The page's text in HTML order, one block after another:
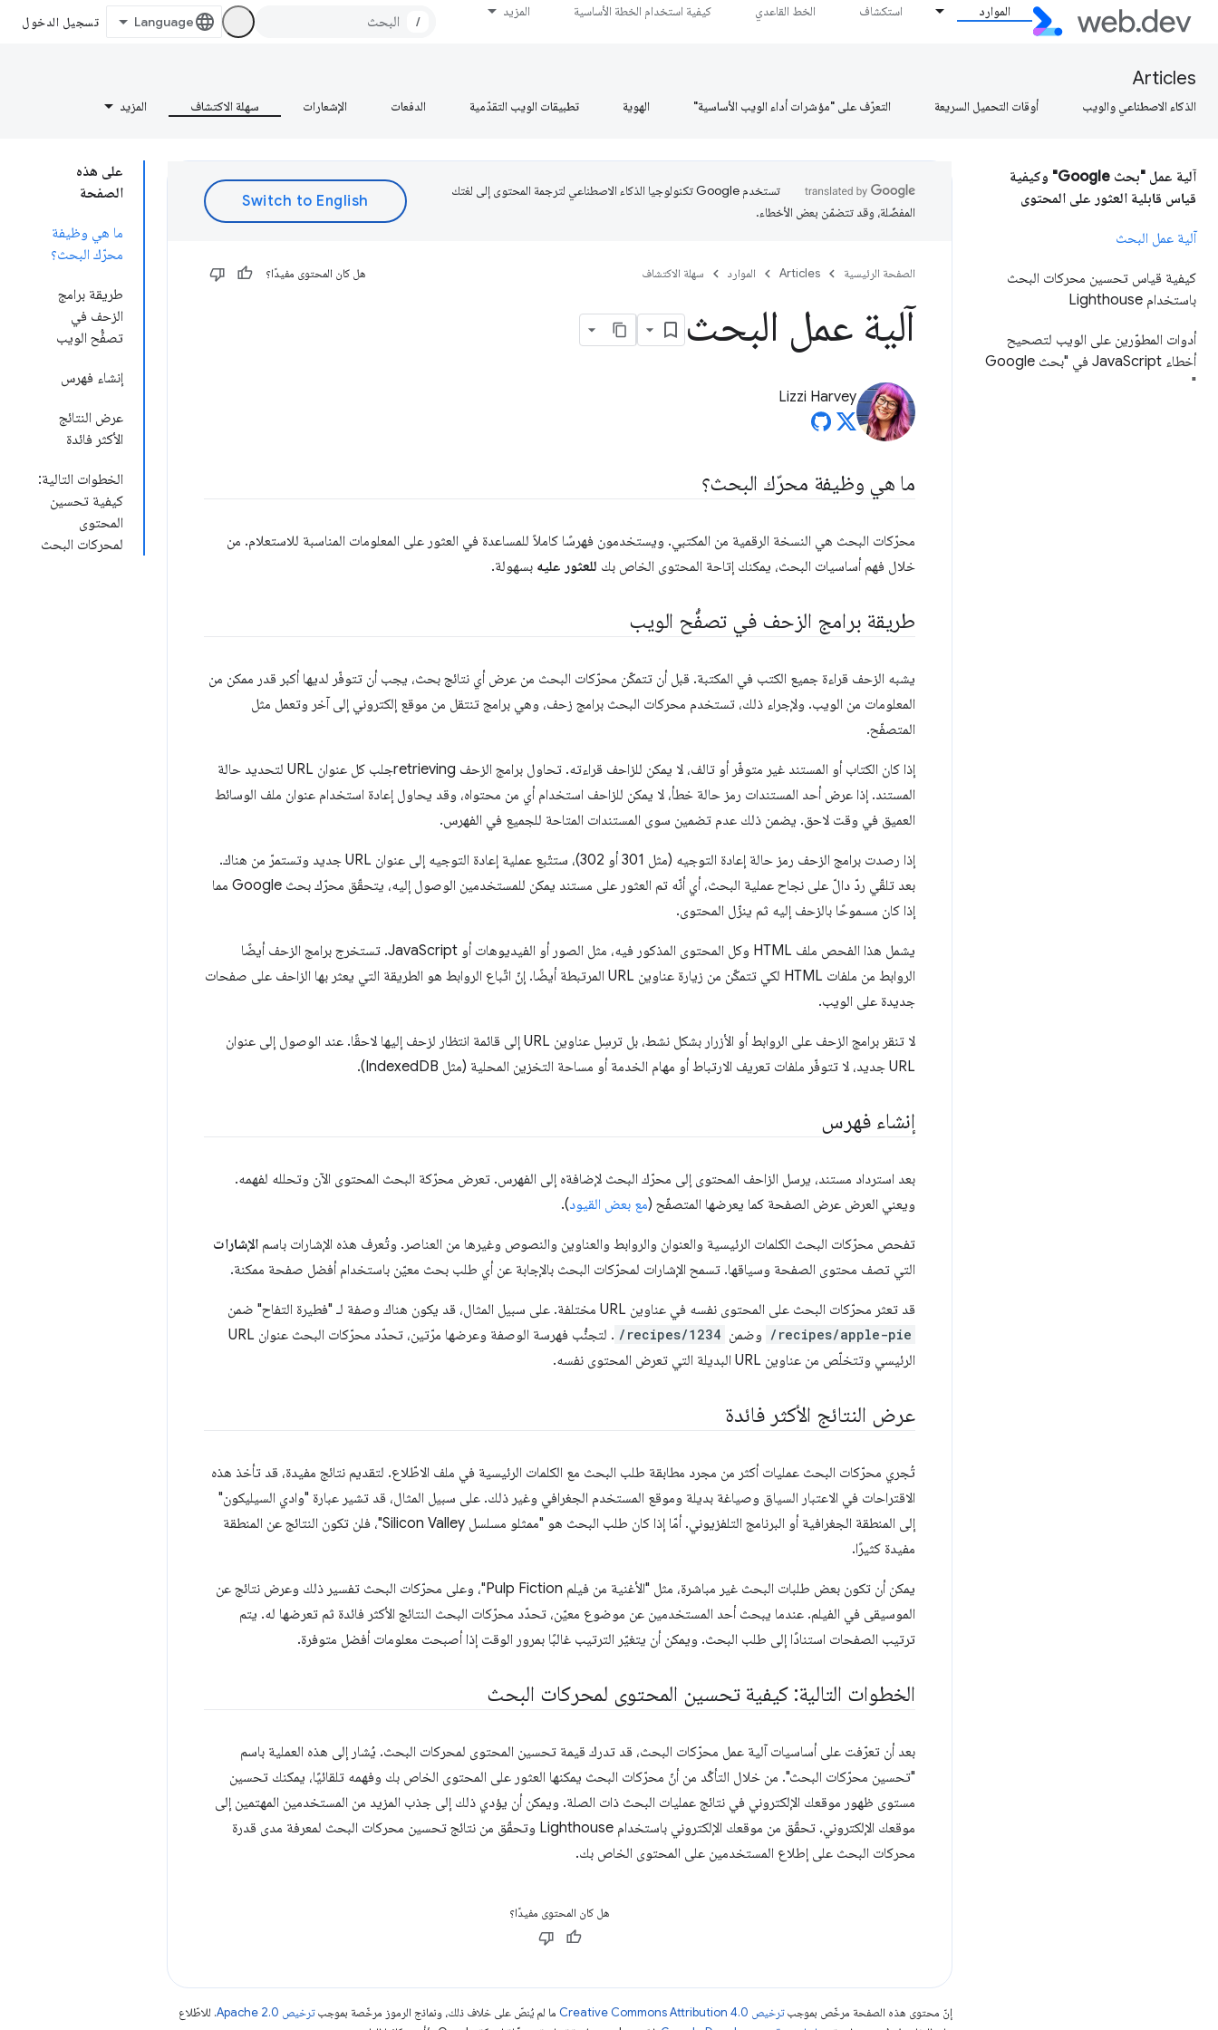
الموارد استكشاف الخط القاعدي كيفية استخدام الخطة الأساسية المزيد
/ تسجيل الدخول
Articles
الذكاء الاصطناعي والويب أوقات التحميل السريعة التعرّف على "مؤشرات أداء الويب الأساسية" الهوية تطبيقات الويب التقدّمية الدفعات الإشعارات سهلة الاكتشاف المزيد
آلية عمل "بحث Google" وكيفية
قياس قابلية العثور على المحتوى
آلية عمل البحث
كيفية قياس تحسين محركات البحث
باستخدام Lighthouse
أدوات المطوّرين على الويب لتصحيح
أخطاء Java
Script في "بحث Google
"
على هذه
الصفحة
ما هي وظيفة
محرّك البحث؟
طريقة برامج
الزحف في
تصفُّح الويب
إنشاء فهرس
عرض النتائج
الأكثر فائدة
الخطوات التالية:
كيفية تحسين
المحتوى
لمحركات البحث
تستخدم Google تكنولوجيا الذكاء الاصطناعي لترجمة المحتوى إلى لغتك
المفضّلة، وقد تتضمّن بعض الأخطاء.
الصفحة الرئيسية Articles الموارد سهلة الاكتشاف هل كان المحتوى مفيدًا؟
آلية عمل البحث
Lizzi Harvey
ما هي وظيفة محرّك البحث؟
محرّكات البحث هي النسخة الرقمية من المكتبي. ويستخدمون فهرسًا كاملاً للمساعدة في العثور على المعلومات المناسبة للاستعلام. من
خلال فهم أساسيات البحث، يمكنك إتاحة المحتوى الخاص بك للعثور عليه بسهولة.
طريقة برامج الزحف في تصفُّح الويب
يشبه الزحف قراءة جميع الكتب في المكتبة. قبل أن تتمكّن محرّكات البحث من عرض أي نتائج بحث، يجب أن تتوفّر لديها أكبر قدر ممكن من
المعلومات من الويب. ولإجراء ذلك، تستخدم محركات البحث برامج زحف، وهي برامج تنتقل من موقع إلكتروني إلى آخر وتعمل مثل
المتصفّح.
إذا كان الكتاب أو المستند غير متوفّر أو تالف، لا يمكن للزاحف قراءته. تحاول برامج الزحف retrievingجلب كل عنوان URL لتحديد حالة
المستند. إذا عرض أحد المستندات رمز حالة خطأ، لا يمكن للزاحف استخدام أي من محتواه، وقد يحاول إعادة استخدام عنوان ملف الوسائط
العميق في وقت لاحق. يضمن ذلك عدم تضمين سوى المستندات المتاحة للجميع في الفهرس.
إذا رصدت برامج الزحف رمز حالة إعادة التوجيه (مثل 301 أو 302)، ستتّبع عملية إعادة التوجيه إلى عنوان URL جديد وتستمرّ من هناك.
بعد تلقّي ردّ دالّ على نجاح عملية البحث، أي أنّه تم العثور على مستند يمكن للمستخدمين الوصول إليه، يتحقّق محرّك بحث Google مما
إذا كان مسموحًا بالزحف إليه ثم ينزّل المحتوى.
يشمل هذا الفحص ملف HTML وكل المحتوى المذكور فيه، مثل الصور أو الفيديوهات أو JavaScript. تستخرج برامج الزحف أيضًا
الروابط من ملفات HTML لكي تتمكّن من زيارة عناوين URL المرتبطة أيضًا. إنّ اتّباع الروابط هو الطريقة التي يعثر بها الزاحف على صفحات
جديدة على الويب.
لا تنقر برامج الزحف على الروابط أو الأزرار بشكل نشط، بل ترسِل عناوين URL إلى قائمة انتظار لزحف إليها لاحقًا. عند الوصول إلى عنوان
URL جديد، لا تتوفّر ملفات تعريف الارتباط أو مهام الخدمة أو مساحة التخزين المحلية (مثل IndexedDB).
إنشاء فهرس
بعد استرداد مستند، يرسل الزاحف المحتوى إلى محرّك البحث لإضافةه إلى الفهرس. تعرض محرّكة البحث المحتوى الآن وتحلله لفهمه.
ويعني العرض عرض الصفحة كما يعرضها المتصفّح (مع بعض القيود).
تفحص محرّكات البحث الكلمات الرئيسية والعنوان والروابط والعناوين والنصوص وغيرها من العناصر. وتُعرف هذه الإشارات باسم الإشارات
التي تصف محتوى الصفحة وسياقها. تسمح الإشارات لمحرّكات البحث بالإجابة عن أي طلب بحث معيّن باستخدام أفضل صفحة ممكنة.
قد تعثر محرّكات البحث على المحتوى نفسه في عناوين URL مختلفة. على سبيل المثال، قد يكون هناك وصفة لـ "فطيرة التفاح" ضمن
/recipes/apple-pie وضمن /recipes/1234
. لتجنُّب فهرسة الوصفة وعرضها مرّتين، تحدّد محرّكات البحث عنوان URL
الرئيسي وتتخلّص من عناوين URL البديلة التي تعرض المحتوى نفسه.
عرض النتائج الأكثر فائدة
تُجري محرّكات البحث عمليات أكثر من مجرد مطابقة طلب البحث مع الكلمات الرئيسية في ملف الاطّلاع. لتقديم نتائج مفيدة، قد تأخذ هذه
الاقتراحات في الاعتبار السياق وصياغة بديلة وموقع المستخدم الجغرافي وغير ذلك. على سبيل المثال، قد تشير عبارة "وادي السيليكون"
إلى المنطقة الجغرافية أو البرنامج التلفزيوني. أمّا إذا كان طلب البحث هو "ممثلو مسلسل Silicon Valley"، فلن تكون النتائج عن المنطقة
مفيدة كثيرًا.
يمكن أن تكون بعض طلبات البحث غير مباشرة، مثل "الأغنية من فيلم Pulp Fiction"، وعلى محرّكات البحث تفسير ذلك وعرض نتائج عن
الموسيقى في الفيلم. عندما يبحث أحد المستخدمين عن موضوع معيّن، تحدّد محرّكات البحث النتائج الأكثر فائدة ثم تعرضها له. يتم
ترتيب الصفحات استنادًا إلى طلب البحث. ويمكن أن يتغيّر الترتيب غالبًا بمرور الوقت إذا أصبحت معلومات أفضل متوفرة.
الخطوات التالية: كيفية تحسين المحتوى لمحركات البحث
بعد أن تعرّفت على أساسيات آلية عمل محرّكات البحث، قد تدرك قيمة تحسين المحتوى لمحركات البحث. يُشار إلى هذه العملية باسم
"تحسين محرّكات البحث". من خلال التأكّد من أنّ محرّكات البحث يمكنها العثور على المحتوى الخاص بك وفهمه تلقائيًا، يمكنك تحسين
مستوى ظهور موقعك الإلكتروني في نتائج عمليات البحث ذات الصلة. ويمكن أن يؤدي ذلك إلى جذب المزيد من المستخدمين المهتمين إلى
موقعك الإلكتروني. تحقّق من موقعك الإلكتروني باستخدام Lighthouse وتحقّق من نتائج تحسين محركات البحث لمعرفة مدى قدرة
محركات البحث على إطلاع المستخدمين على المحتوى الخاص بك.
هل كان المحتوى مفيدًا؟
إنّ محتوى هذه الصفحة مرخّص بموجبترخيص Creative Commons Attribution 4.0‏ ما لم يُنصّ على خلاف ذلك، ونماذج الرموز مرخّصة بموجبترخيص Apache 2.0‏
. للاطّلاع